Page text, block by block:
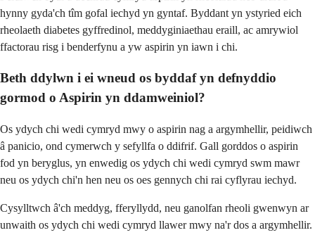
hynny gyda'ch tîm gofal iechyd yn gyntaf. Byddant yn ystyried eich
rheolaeth diabetes gyffredinol, meddyginiaethau eraill, ac amrywiol
ffactorau risg i benderfynu a yw aspirin yn iawn i chi.
Beth ddylwn i ei wneud os byddaf yn defnyddio
gormod o Aspirin yn ddamweiniol?
Os ydych chi wedi cymryd mwy o aspirin nag a argymhellir, peidiwch
â panicio, ond cymerwch y sefyllfa o ddifrif. Gall gorddos o aspirin
fod yn beryglus, yn enwedig os ydych chi wedi cymryd swm mawr
neu os ydych chi'n hen neu os oes gennych chi rai cyflyrau iechyd.
Cysylltwch â'ch meddyg, fferyllydd, neu ganolfan rheoli gwenwyn ar
unwaith os ydych chi wedi cymryd llawer mwy na'r dos a argymhellir.